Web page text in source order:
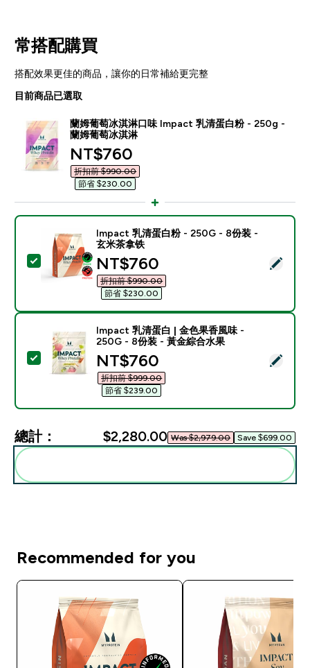
常搭配購買
搭配效果更佳的商品，讓你的日常補給更完整
目前商品已選取
蘭姆葡萄冰淇淋口味 Impact 乳清蛋白粉​ - 250g -
蘭姆葡萄冰淇淋
discounted price
NT$760‎
折扣前 $990.00‎
節省 $230.00‎
選取此商品 - Impact 乳清蛋白粉 - 250G - 8份装 - 玄
Impact 乳清蛋白粉 - 250G - 8份装 -
玄米茶拿铁
discounted price
NT$760‎
折扣前 $990.00‎
節省 $230.00‎
選取此商品 - Impact 乳清蛋白 | 金色果香風味 - 250G
Impact 乳清蛋白 | 金色果香風味 -
250G - 8份装 - 黃金綜合水果
discounted price
NT$760‎
折扣前 $999.00‎
節省 $239.00‎
總計： $2,280.00‎ Was $2,979.00‎ Save $699.00‎
Recommended for you